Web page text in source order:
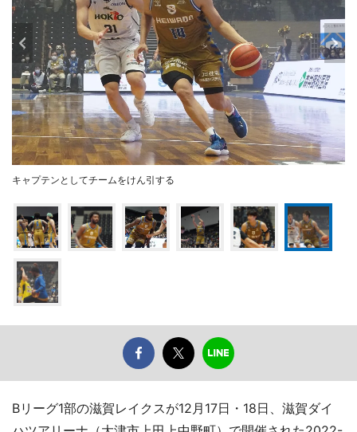
キャプテンとしてチームをけん引する
Bリーグ1部の滋賀レイクスが12月17日・18日、滋賀ダイ